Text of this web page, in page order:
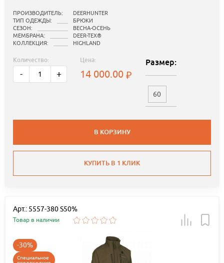
ПРОИЗВОДИТЕЛЬ:
DEERHUNTER
ТИП ОДЕЖДЫ:
БРЮКИ
СЕЗОН:
ВЕСНА-ОСЕНЬ
МЕМБРАНА:
DEER-TEX®
КОЛЛЕКЦИЯ:
HIGHLAND
Количество:
- +
Цена:
14 000.00
Размер:
60
В КОРЗИНУ
КУПИТЬ В 1 КЛИК
Арт.: 5557-380 S50%
Товар в наличии
-30%
Специальное